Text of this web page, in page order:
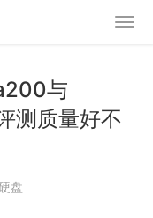
与
测质量好不
盘